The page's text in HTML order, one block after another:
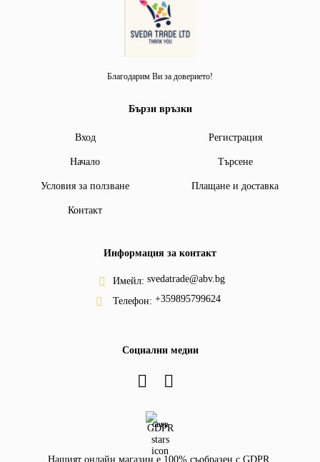
Благодарим Ви за доверието!
Бързи връзки
Вход Регистрация
Начало Търсене
Условия за ползване Плащане и доставка
Контакт
Информация за контакт
Имейл: svedatrade@abv.bg
Телефон: +359895799624
Социални медии
GDPR
Нашият онлайн магазин е 100% съобразен с GDPR.